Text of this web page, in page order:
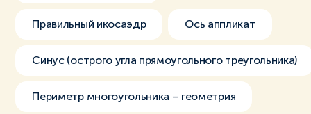
Правильный икосаэдр Ось аппликат
Синус (острого угла прямоугольного треугольника)
Периметр многоугольника – геометрия